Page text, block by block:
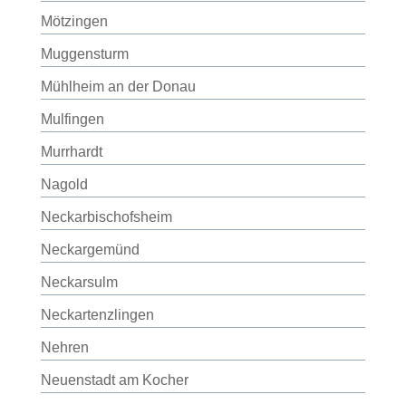
Mötzingen
Muggensturm
Mühlheim an der Donau
Mulfingen
Murrhardt
Nagold
Neckarbischofsheim
Neckargemünd
Neckarsulm
Neckartenzlingen
Nehren
Neuenstadt am Kocher